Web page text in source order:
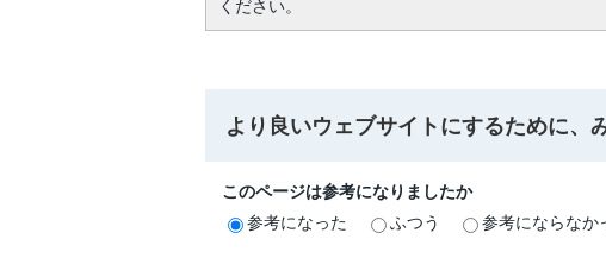
ください。
より良いウェブサイトにするために、
このページは参考になりましたか
参考になった
ふつう 参考にならなか